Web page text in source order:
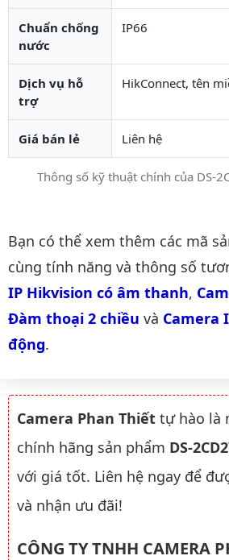
Thông số kỹ thuật chính của DS-
Chuẩn chống
nước
IP66
Dịch vụ hỗ
trợ
HikConnect, tên
Giá bán lẻ Liên hệ
Danh mục liên quan
Bạn có thể xem thêm các mã
cùng tính năng và thông số
IP Hikvision có âm thanh,
Đàm thoại 2 chiều và Camera
động.
Camera Phan Thiết tự hào là
chính hãng sản phẩm DS-
với giá tốt. Liên hệ ngay để
và nhận ưu đãi!
CÔNG TY TNHH CAMERA